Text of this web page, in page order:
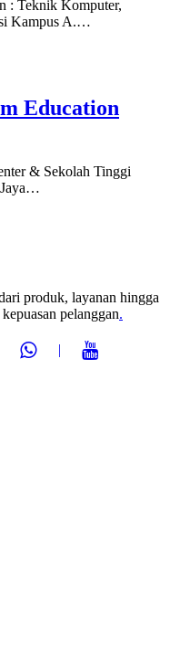
: Teknik Komputer,
Kampus A.…
Education
& Sekolah Tinggi
Jaya…
produk, layanan hingga
pelanggan.